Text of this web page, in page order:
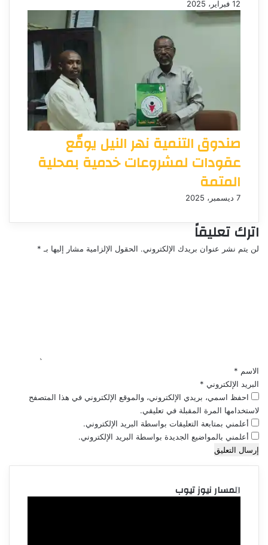
12 فبراير، 2025
صندوق التنمية نهر النيل يوقّع
عقودات لمشروعات خدمية بمحلية
المتمة
7 ديسمبر، 2025
اترك تعليقاً
لن يتم نشر عنوان بريدك الإلكتروني. الحقول الإلزامية مشار إليها بـ *
الاسم *
البريد الإلكتروني *
احفظ اسمي، بريدي الإلكتروني، والموقع الإلكتروني في هذا المتصفح
لاستخدامها المرة المقبلة في تعليقي.
أعلمني بمتابعة التعليقات بواسطة البريد الإلكتروني.
أعلمني بالمواضيع الجديدة بواسطة البريد الإلكتروني.
المسار نيوز تيوب